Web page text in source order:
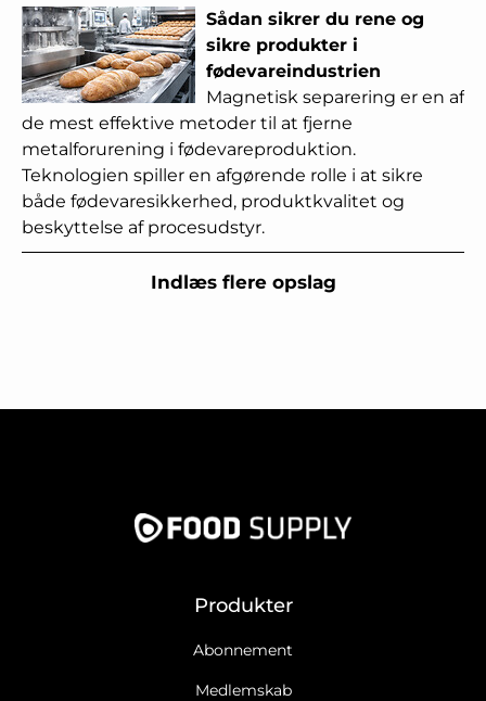
Sådan sikrer du rene og
sikre produkter i
fødevareindustrien
Magnetisk separering er en af
de mest effektive metoder til at fjerne
metalforurening i fødevareproduktion.
Teknologien spiller en afgørende rolle i at sikre
både fødevaresikkerhed, produktkvalitet og
beskyttelse af procesudstyr.
Indlæs flere opslag
Produkter
Abonnement
Medlemskab